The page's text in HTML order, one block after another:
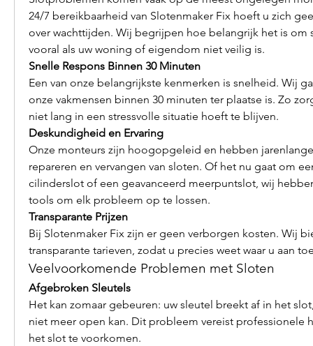
24/7 bereikbaarheid van Slotenmaker Fix hoeft u zich
over wachttijden. Wij begrijpen hoe belangrijk het is om
vooral als uw woning of eigendom niet veilig is.
Snelle Respons Binnen 30 Minuten
Een van onze belangrijkste kenmerken is snelheid. Wij
onze vakmensen binnen 30 minuten ter plaatse is. Zo
niet lang in een stressvolle situatie hoeft te blijven.
Deskundigheid en Ervaring
Onze monteurs zijn hoogopgeleid en hebben
repareren en vervangen van sloten. Of het nu gaat om
cilinderslot of een geavanceerd meerpuntslot, wij
tools om elk probleem op te lossen.
Transparante Prijzen
Bij Slotenmaker Fix zijn er geen verborgen kosten. Wij
transparante tarieven, zodat u precies weet waar u aan
Veelvoorkomende Problemen met Sloten
Afgebroken Sleutels
Het kan zomaar gebeuren: uw sleutel breekt af in het
niet meer open kan. Dit probleem vereist professionele
het slot te voorkomen.